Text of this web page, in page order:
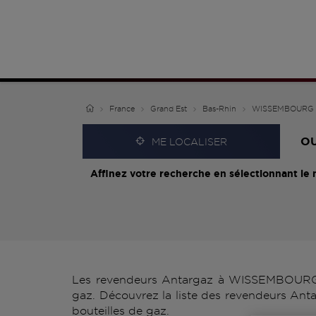
France Grand Est Bas-Rhin WISSEMBOURG
ME LOCALISER
Affinez votre recherche en sélectionnant le
Les revendeurs Antargaz à
gaz. Découvrez la liste des revendeurs
bouteilles de gaz.